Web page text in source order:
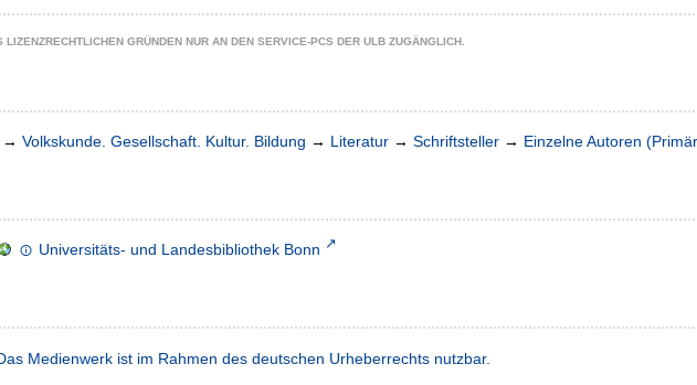
LIZENZRECHTLICHEN GRÜNDEN NUR AN DEN SERVICE-PCS DER ULB ZUGÄNGLICH.
→ Volkskunde. Gesellschaft. Kultur. Bildung → Literatur → Schriftsteller → Einzelne Autoren
Universitäts- und Landesbibliothek Bonn
Medienwerk ist im Rahmen des deutschen Urheberrechts nutzbar.